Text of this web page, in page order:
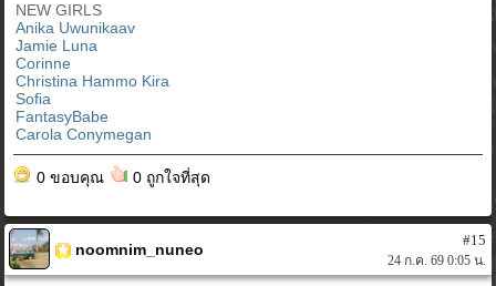
NEW GIRLS
Anika Uwunikaav
Jamie Luna
Corinne
Christina Hammo Kira
Sofia
FantasyBabe
Carola Conymegan
0 ขอบคุณ 0 ถูกใจที่สุด
noomnim_nuneo
#15
24 ก.ค. 69 0:05 น.